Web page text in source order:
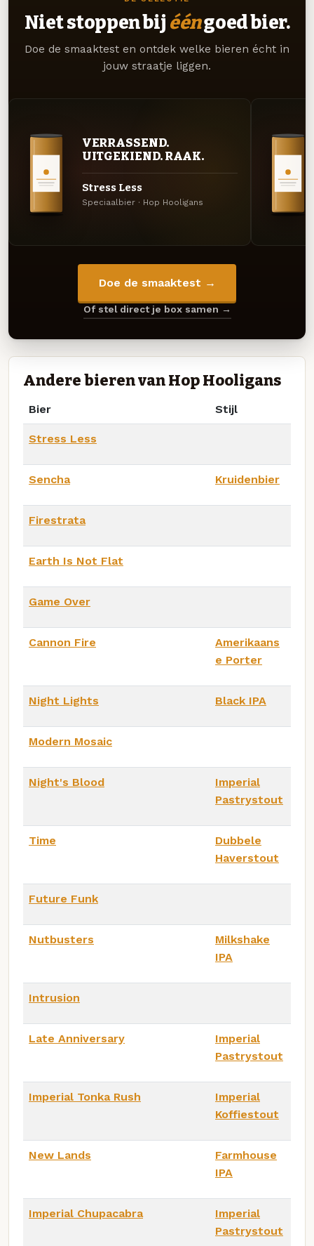
Niet stoppen bij ééngoed bier.
Doe de smaaktest en ontdek welke bieren écht in
jouw straatje liggen.
VERRASSEND.
UITGEKIEND. RAAK.
Stress Less
Speciaalbier · Hop Hooligans
Doe de smaaktest →
Of stel direct je box samen →
Andere bieren van Hop Hooligans
Bier Stijl
Stress Less
Sencha Kruidenbier
Firestrata
Earth Is Not Flat
Game Over
Cannon Fire
Amerikaans
e Porter
Night Lights Black IPA
Modern Mosaic
Night's Blood
Imperial
Pastrystout
Time
Dubbele
Haverstout
Future Funk
Nutbusters
Milkshake
IPA
Intrusion
Late Anniversary
Imperial
Pastrystout
Imperial Tonka Rush
Imperial
Koffiestout
New Lands
Farmhouse
IPA
Imperial Chupacabra
Imperial
Pastrystout